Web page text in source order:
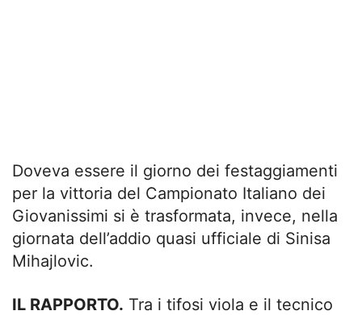
Doveva essere il giorno dei festaggiamenti
per la vittoria del Campionato Italiano dei
Giovanissimi si è trasformata, invece, nella
giornata dell’addio quasi ufficiale di Sinisa
Mihajlovic.
IL RAPPORTO. Tra i tifosi viola e il tecnico